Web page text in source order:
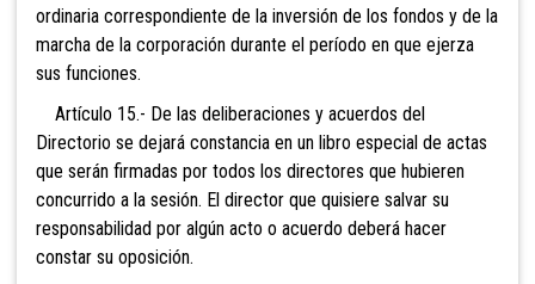
ordinaria correspondiente de la inversión de los fondos y de la
marcha de la corporación durante el período en que ejerza
sus funciones.
Artículo 15.- De las deliberaciones y acuerdos del
Directorio se dejará constancia en un libro especial de actas
que serán firmadas por todos los directores que hubieren
concurrido a la sesión. El director que quisiere salvar su
responsabilidad por algún acto o acuerdo deberá hacer
constar su oposición.